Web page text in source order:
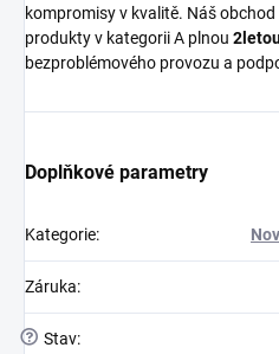
kompromisy v kvalitě. Náš
produkty v kategorii A plnou
bezproblémového provozu a
Doplňkové parametry
Kategorie:
Záruka:
? Stav: